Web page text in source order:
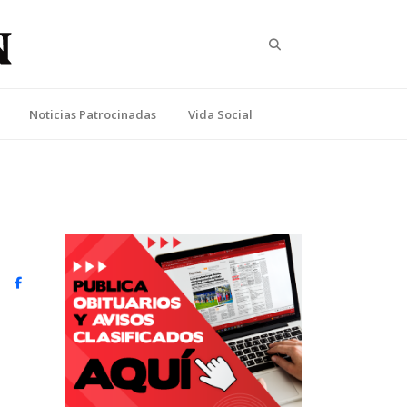
Noticias Patrocinadas Vida Social
Facebook